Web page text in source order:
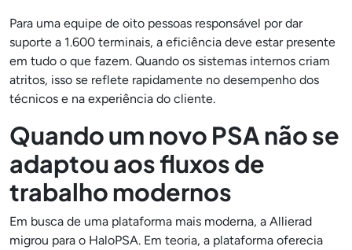
Para uma equipe de oito pessoas responsável por dar
suporte a 1.600 terminais, a eficiência deve estar presente
em tudo o que fazem. Quando os sistemas internos criam
atritos, isso se reflete rapidamente no desempenho dos
técnicos e na experiência do cliente.
Quando um novo PSA não se
adaptou aos fluxos de
trabalho modernos
Em busca de uma plataforma mais moderna, a Allierad
migrou para o HaloPSA. Em teoria, a plataforma oferecia